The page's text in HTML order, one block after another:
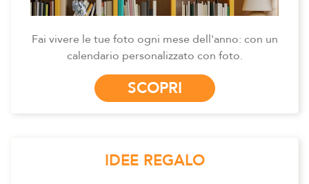
Fai vivere le tue foto ogni mese dell'anno: con un
calendario personalizzato con foto.
SCOPRI
IDEE REGALO